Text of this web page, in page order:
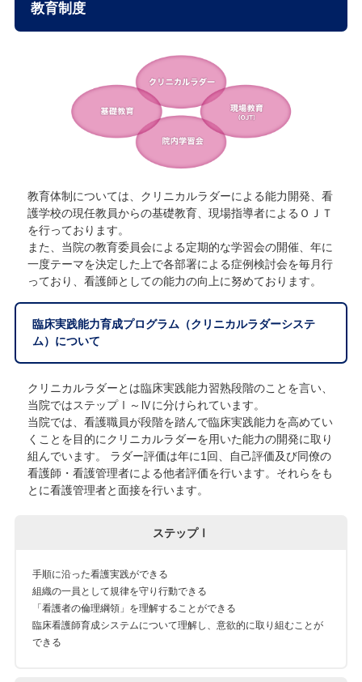
教育制度
教育体制については、クリニカルラダーによる能力開発、看
護学校の現任教員からの基礎教育、現場指導者によるＯＪＴ
を行っております。
また、当院の教育委員会による定期的な学習会の開催、年に
一度テーマを決定した上で各部署による症例検討会を毎月行
っており、看護師としての能力の向上に努めております。
臨床実践能力育成プログラム（クリニカルラダーシステ
ム）について
クリニカルラダーとは臨床実践能力習熟段階のことを言い、
当院ではステップⅠ～Ⅳに分けられています。
当院では、看護職員が段階を踏んで臨床実践能力を高めてい
くことを目的にクリニカルラダーを用いた能力の開発に取り
組んでいます。 ラダー評価は年に1回、自己評価及び同僚の
看護師・看護管理者による他者評価を行います。それらをも
とに看護管理者と面接を行います。
ステップⅠ
手順に沿った看護実践ができる
組織の一員として規律を守り行動できる
「看護者の倫理綱領」を理解することができる
臨床看護師育成システムについて理解し、意欲的に取り組むことが
できる